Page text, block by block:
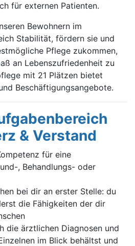
für externen Patienten.
Bewohnern im
Stabilität, fördern sie und
Pflege zukommen,
an Lebenszufriedenheit zu
mit 21 Plätzen bietet
Beschäftigungsangebote.
& Verstand
für eine
, Behandlungs- oder
bei dir an erster Stelle: du
die Fähigkeiten der dir
die ärztlichen Diagnosen und
im Blick behältst und